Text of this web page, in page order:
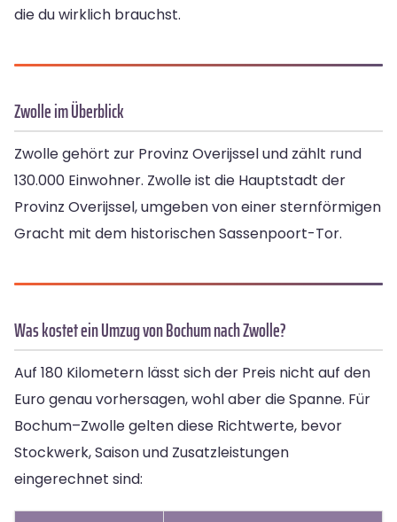
die du wirklich brauchst.
Zwolle im Überblick
Zwolle gehört zur Provinz Overijssel und zählt rund
130.000 Einwohner. Zwolle ist die Hauptstadt der
Provinz Overijssel, umgeben von einer sternförmigen
Gracht mit dem historischen Sassenpoort-Tor.
Was kostet ein Umzug von Bochum nach Zwolle?
Auf 180 Kilometern lässt sich der Preis nicht auf den
Euro genau vorhersagen, wohl aber die Spanne. Für
Bochum–Zwolle gelten diese Richtwerte, bevor
Stockwerk, Saison und Zusatzleistungen
eingerechnet sind: